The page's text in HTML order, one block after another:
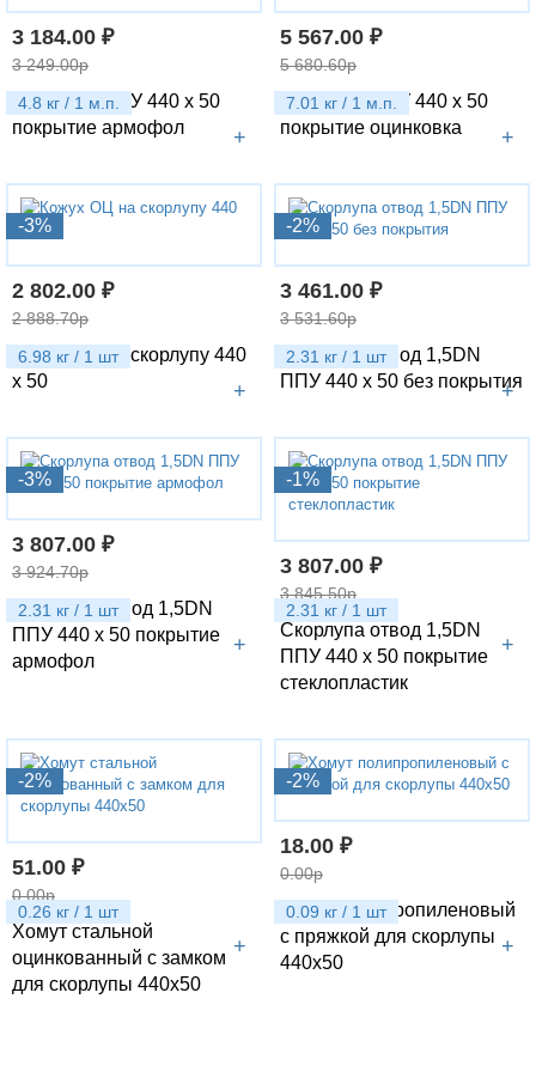
4.8 кг / 1 м.п.
3 184.00 ₽
+
3 249.00р
Скорлупа ППУ 440 х 50
покрытие армофол
7.01 кг / 1 м.п.
5 567.00 ₽
+
5 680.60р
Скорлупа ППУ 440 х 50
покрытие оцинковка
-3%
6.98 кг / 1 шт
2 802.00 ₽
+
2 888.70р
Кожух ОЦ на скорлупу 440
х 50
-2%
2.31 кг / 1 шт
3 461.00 ₽
+
3 531.60р
Скорлупа отвод 1,5DN
ППУ 440 х 50 без покрытия
-3%
2.31 кг / 1 шт
3 807.00 ₽
+
3 924.70р
Скорлупа отвод 1,5DN
ППУ 440 х 50 покрытие
армофол
-1%
2.31 кг / 1 шт
3 807.00 ₽
+
3 845.50р
Скорлупа отвод 1,5DN
ППУ 440 х 50 покрытие
стеклопластик
-2%
0.26 кг / 1 шт
51.00 ₽
+
0.00р
Хомут стальной
оцинкованный с замком
для скорлупы 440х50
-2%
0.09 кг / 1 шт
18.00 ₽
+
0.00р
Хомут полипропиленовый
с пряжкой для скорлупы
440х50